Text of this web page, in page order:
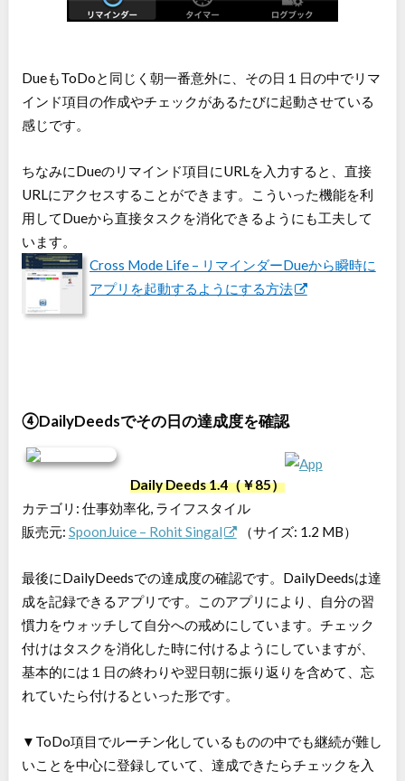
DueもToDoと同じく朝一番意外に、その日１日の中でリマ
インド項目の作成やチェックがあるたびに起動させている
感じです。
ちなみにDueのリマインド項目にURLを入力すると、直接
URLにアクセスすることができます。こういった機能を利
用してDueから直接タスクを消化できるようにも工夫して
います。
Cross Mode Life – リマインダーDueから瞬時に
アプリを起動するようにする方法
④DailyDeedsでその日の達成度を確認
Daily Deeds 1.4（￥85）
カテゴリ: 仕事効率化, ライフスタイル
販売元: SpoonJuice – Rohit Singal （サイズ: 1.2 MB）
最後にDailyDeedsでの達成度の確認です。DailyDeedsは達
成を記録できるアプリです。このアプリにより、自分の習
慣力をウォッチして自分への戒めにしています。チェック
付けはタスクを消化した時に付けるようにしていますが、
基本的には１日の終わりや翌日朝に振り返りを含めて、忘
れていたら付けるといった形です。
▼ToDo項目でルーチン化しているものの中でも継続が難し
いことを中心に登録していて、達成できたらチェックを入